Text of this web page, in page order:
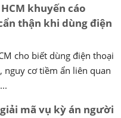
HCM khuyến cáo
thận khi dùng điện
cho biết dùng điện thoại
nguy cơ tiềm ẩn liên quan
mã vụ kỳ án người